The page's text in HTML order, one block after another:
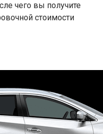
чего вы получите
стоимости